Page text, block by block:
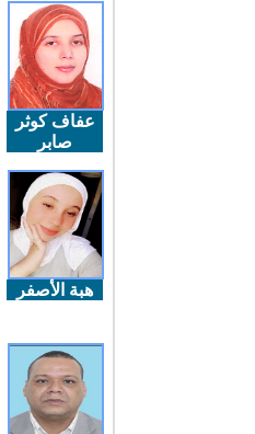
عفاف كوثر
صابر
هبة الأصفر